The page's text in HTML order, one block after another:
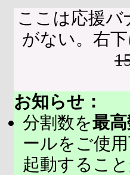
ここは応援
がない。右
お知らせ：
分割数を最
ールをご使
起動するこ